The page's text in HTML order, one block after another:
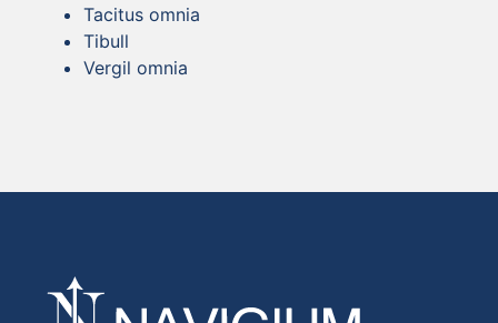
Tacitus omnia
Tibull
Vergil omnia